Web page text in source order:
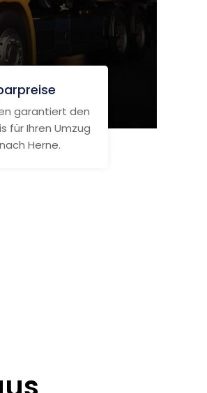
garantiert den
für Ihren Umzug
Herne.